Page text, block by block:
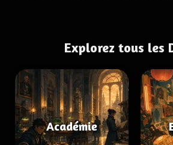
Explorez tous les
Académie